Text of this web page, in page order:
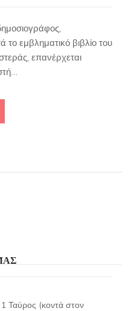
το εμβληματικό βιβλίο του
επανέρχεται
Ταύρος (κοντά στον